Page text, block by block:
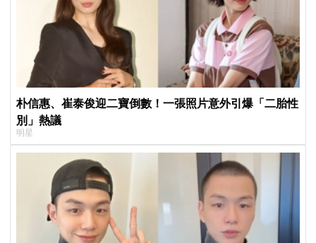
朴信惠、崔泰俊迎二寶倒數！一張照片意外引爆「二胎性
別」熱議
明星